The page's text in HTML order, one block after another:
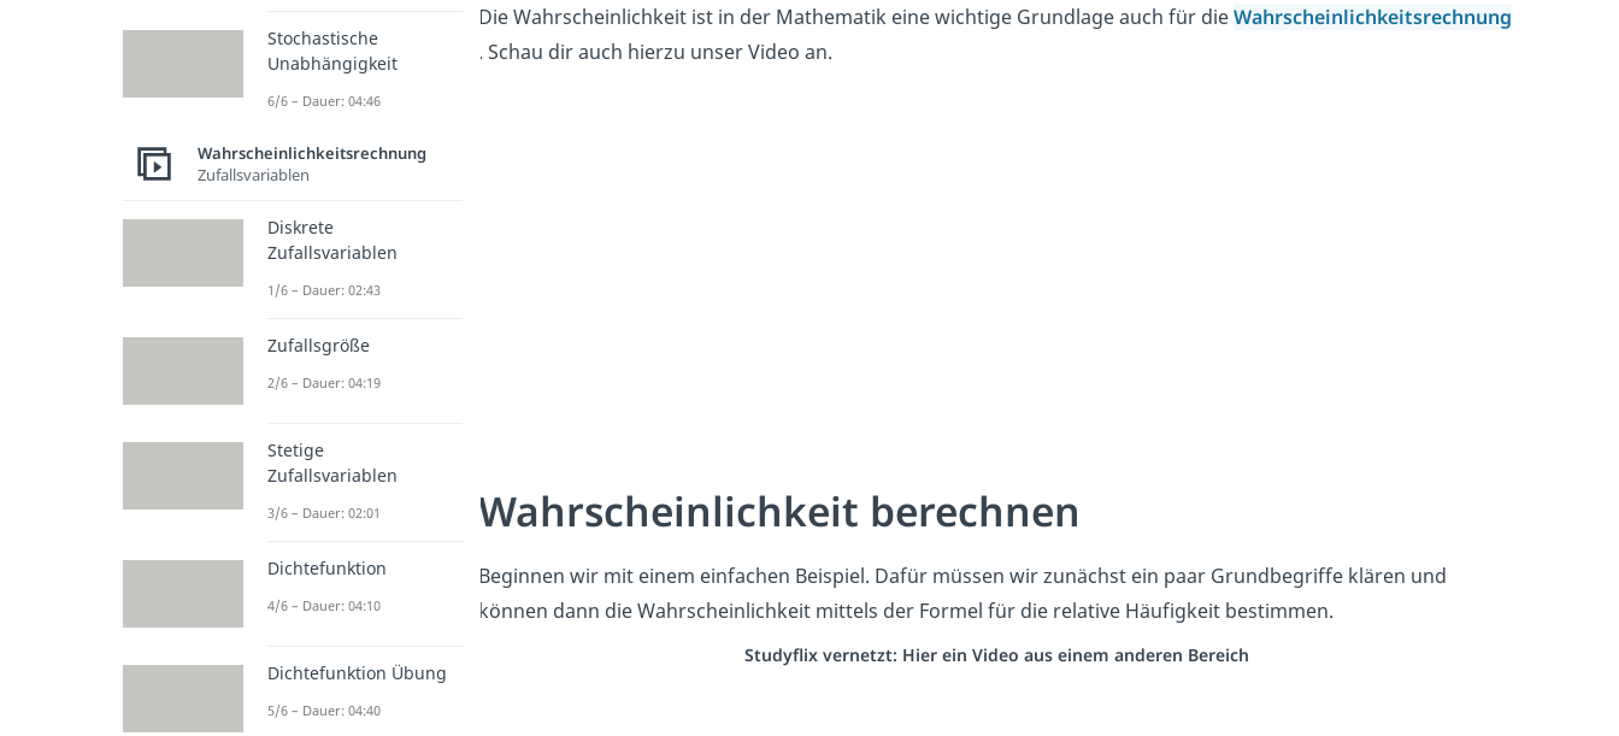
Die Wahrscheinlichkeit ist in der Mathematik eine wichtige Grundlage auch für dieWahrscheinlichkeitsrechnung
. Schau dir auch hierzu unser Video an.
Wahrscheinlichkeit berechnen
Beginnen wir mit einem einfachen Beispiel. Dafür müssen wir zunächst ein paar Grundbegriffe klären und
können dann die Wahrscheinlichkeit mittels der Formel für die relative Häufigkeit bestimmen.
Studyflix vernetzt: Hier ein Video aus einem anderen Bereich
Stochastische
Unabhängigkeit
6/6 – Dauer: 04:46
Wahrscheinlichkeitsrechnung
Zufallsvariablen
Diskrete
Zufallsvariablen
1/6 – Dauer: 02:43
Zufallsgröße
2/6 – Dauer: 04:19
Stetige
Zufallsvariablen
3/6 – Dauer: 02:01
Dichtefunktion
4/6 – Dauer: 04:10
Dichtefunktion Übung
5/6 – Dauer: 04:40